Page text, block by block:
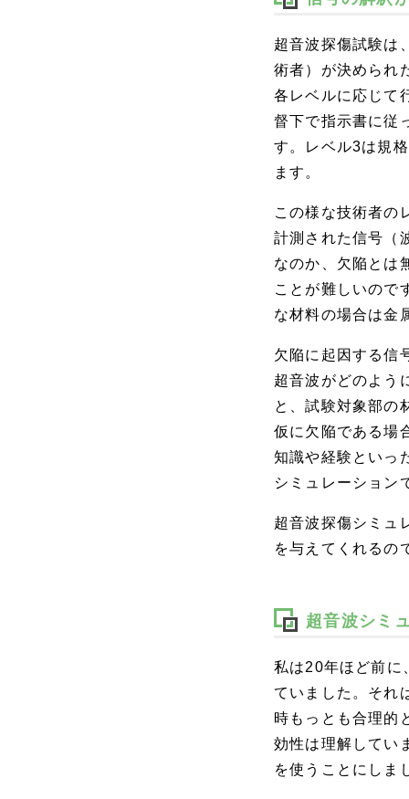
超音波探傷試験は
術者）が決められ
各レベルに応じて
督下で指示書に従
す。レベル3は規
ます。
この様な技術者の
計測された信号（
なのか、欠陥とは
ことが難しいので
な材料の場合は金
欠陥に起因する信
超音波がどのよう
と、試験対象部の
仮に欠陥である場
知識や経験といっ
シミュレーション
超音波探傷シミュ
を与えてくれるの
超音波シミ
私は20年ほど前に
ていました。それ
時もっとも合理的
効性は理解してい
を使うことにしま